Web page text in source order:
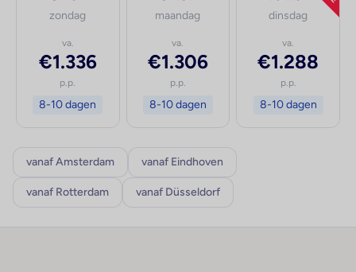
zondag
va.
€1.336
p.p.
8-10 dagen
maandag
va.
€1.306
p.p.
8-10 dagen
dinsdag
va.
€1.288
p.p.
8-10 dagen
vanaf Amsterdam vanaf Eindhoven
vanaf Rotterdam vanaf Düsseldorf